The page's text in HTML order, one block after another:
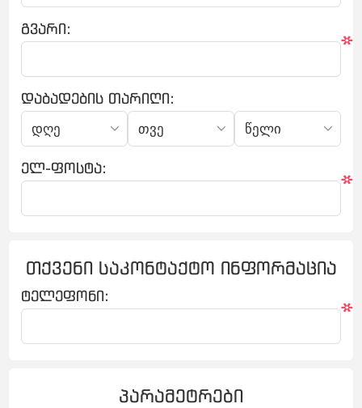
გვარი:
*
დაბადების თარიღი:
ელ-ფოსტა:
*
თქვენი საკონტაქტო ინფორმაცია
ტელეფონი:
*
პარამეტრები